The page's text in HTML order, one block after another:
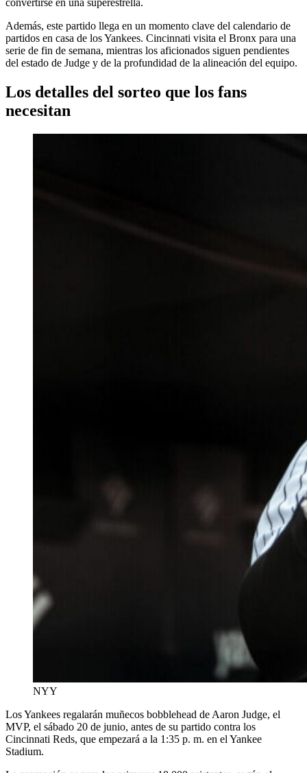
convertirse en una superestrella.
Además, este partido llega en un momento clave del calendario de
partidos en casa de los Yankees. Cincinnati visita el Bronx para una
serie de fin de semana, mientras los aficionados siguen pendientes
del estado de Judge y de la profundidad de la alineación del equipo.
Los detalles del sorteo que los fans
necesitan
NYY
Los Yankees regalarán muñecos bobblehead de Aaron Judge, el
MVP, el sábado 20 de junio, antes de su partido contra los
Cincinnati Reds, que empezará a la 1:35 p. m. en el Yankee
Stadium.